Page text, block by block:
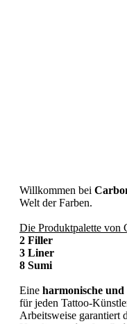
Willkommen bei
Welt der Farben.
Die Produktpalette von
2 Filler
3 Liner
8 Sumi
Eine harmonische
für jeden Tattoo-
Arbeitsweise garantiert